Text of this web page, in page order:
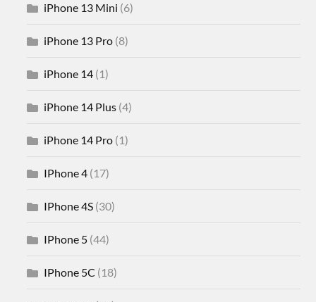
iPhone 13 Mini (6)
iPhone 13 Pro (8)
iPhone 14 (1)
iPhone 14 Plus (4)
iPhone 14 Pro (1)
IPhone 4 (17)
IPhone 4S (30)
IPhone 5 (44)
IPhone 5C (18)